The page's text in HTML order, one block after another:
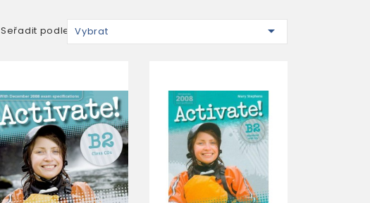
Seřadit podle: Vybrat 